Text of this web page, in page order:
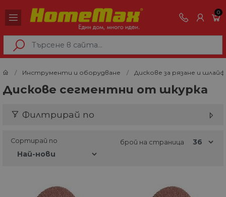
0
Инструменти и оборудване Дискове за рязане и
Дискове сегментни от шкурка
Филтрирай по
Сортирай по брой на страница